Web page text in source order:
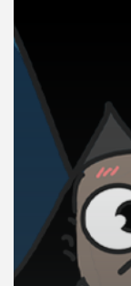
คุณ
เพลง
บทความ
ข่าว
และ
กิจกรรม